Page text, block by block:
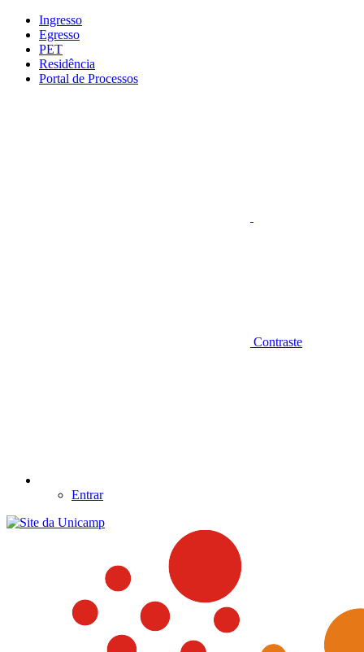
Conteúdo principal
Ingresso
Egresso
PET
Residência
Portal de Processos
Contraste
Entrar